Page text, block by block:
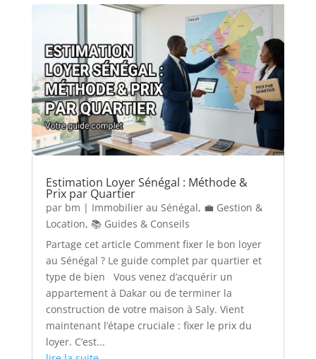
Estimation Loyer Sénégal : Méthode &
Prix par Quartier
par bm | Immobilier au Sénégal, 💼 Gestion &
Location, 📚 Guides & Conseils
Partage cet article Comment fixer le bon loyer
au Sénégal ? Le guide complet par quartier et
type de bien Vous venez d’acquérir un
appartement à Dakar ou de terminer la
construction de votre maison à Saly. Vient
maintenant l’étape cruciale : fixer le prix du
loyer. C’est...